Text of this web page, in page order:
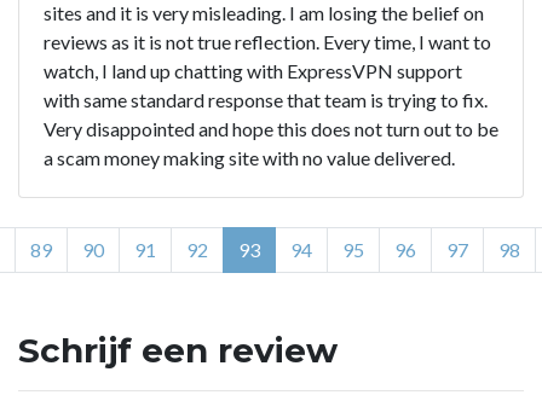
sites and it is very misleading. I am losing the belief on
reviews as it is not true reflection. Every time, I want to
watch, I land up chatting with ExpressVPN support
with same standard response that team is trying to fix.
Very disappointed and hope this does not turn out to be
a scam money making site with no value delivered.
89 90 91 92 93 94 95 96 97 98
Schrijf een review